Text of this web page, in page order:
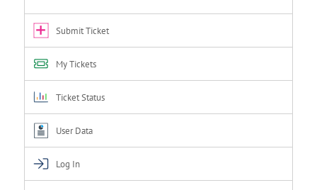
Submit Ticket
My Tickets
Ticket Status
User Data
Log In